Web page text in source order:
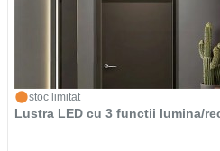
stoc limitat
Lustra LED cu 3 functii lumina/